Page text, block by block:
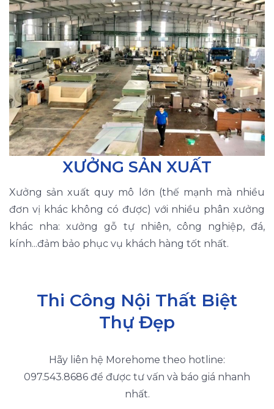
XƯỞNG SẢN XUẤT
Xưởng sản xuất quy mô lớn (thế mạnh mà nhiều
đơn vị khác không có được) với nhiều phân xưởng
khác nha: xưởng gỗ tự nhiên, công nghiệp, đá,
kính...đảm bảo phục vụ khách hàng tốt nhất.
Thi Công Nội Thất Biệt
Thự Đẹp
Hãy liên hệ Morehome theo hotline:
097.543.8686 để được tư vấn và báo giá nhanh
nhất.